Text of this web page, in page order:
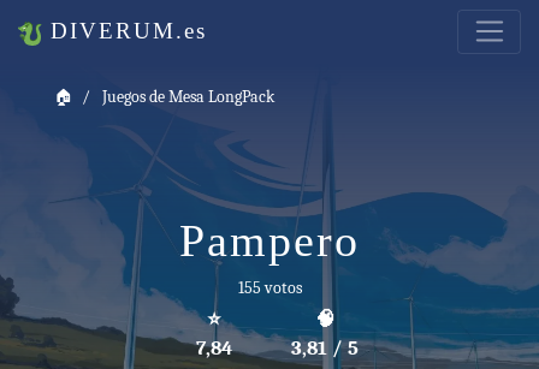
DIVERUM.es
🏠 Juegos de Mesa LongPack
Pampero
155 votos
⭐
7,84
🧠
3,81 / 5